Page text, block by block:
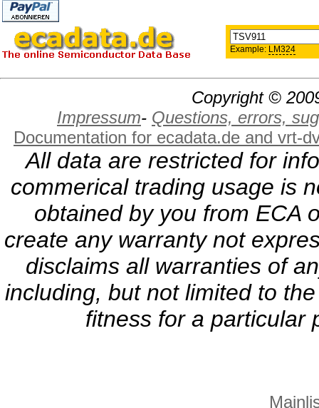
Example: LM324
Copyright ©
Impressum- Questions, errors,
Documentation for ecadata.de and vrt-
All data are restricted for
commerical trading usage is
obtained by you from ECA
create any warranty not
disclaims all warranties of
including, but not limited to
fitness for a particular